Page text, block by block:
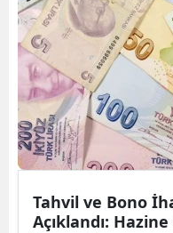
Tahvil ve Bono
Açıklandı: